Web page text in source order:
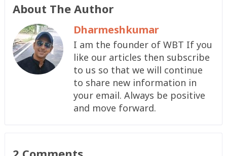
About The Author
Dharmeshkumar
I am the founder of WBT If you
like our articles then subscribe
to us so that we will continue
to share new information in
your email. Always be positive
and move forward.